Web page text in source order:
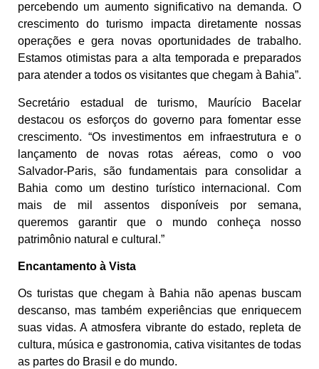
percebendo um aumento significativo na demanda. O
crescimento do turismo impacta diretamente nossas
operações e gera novas oportunidades de trabalho.
Estamos otimistas para a alta temporada e preparados
para atender a todos os visitantes que chegam à Bahia”.
Secretário estadual de turismo, Maurício Bacelar
destacou os esforços do governo para fomentar esse
crescimento. “Os investimentos em infraestrutura e o
lançamento de novas rotas aéreas, como o voo
Salvador-Paris, são fundamentais para consolidar a
Bahia como um destino turístico internacional. Com
mais de mil assentos disponíveis por semana,
queremos garantir que o mundo conheça nosso
patrimônio natural e cultural.”
Encantamento à Vista
Os turistas que chegam à Bahia não apenas buscam
descanso, mas também experiências que enriquecem
suas vidas. A atmosfera vibrante do estado, repleta de
cultura, música e gastronomia, cativa visitantes de todas
as partes do Brasil e do mundo.